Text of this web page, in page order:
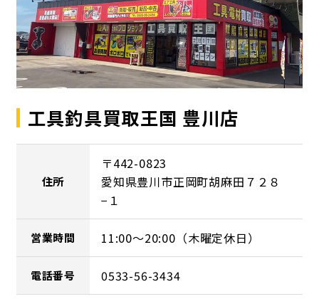
工具釣具買取王国 豊川店
住所
〒442-0823
愛知県豊川市正岡町胡麻田７２８
−１
営業時間 11:00～20:00（木曜定休日）
電話番号 0533-56-3434